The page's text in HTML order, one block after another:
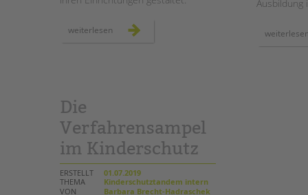
weiterlesen praxisanleiter*in
Ausbildung
weiterlesen
Die
Verfahrensampel
im Kinderschutz
ERSTELLT
01.07.2019
THEMA
Kinderschutztandem intern
VON
Barbara Brecht-Hadraschek